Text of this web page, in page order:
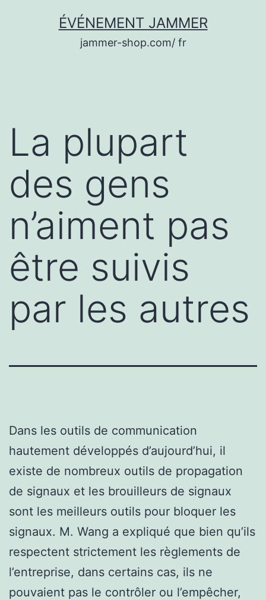
ÉVÉNEMENT JAMMER
jammer-shop.com/ fr
La plupart
des gens
n’aiment pas
être suivis
par les autres
Dans les outils de communication
hautement développés d’aujourd’hui, il
existe de nombreux outils de propagation
de signaux et les brouilleurs de signaux
sont les meilleurs outils pour bloquer les
signaux. M. Wang a expliqué que bien qu’ils
respectent strictement les règlements de
l’entreprise, dans certains cas, ils ne
pouvaient pas le contrôler ou l’empêcher,